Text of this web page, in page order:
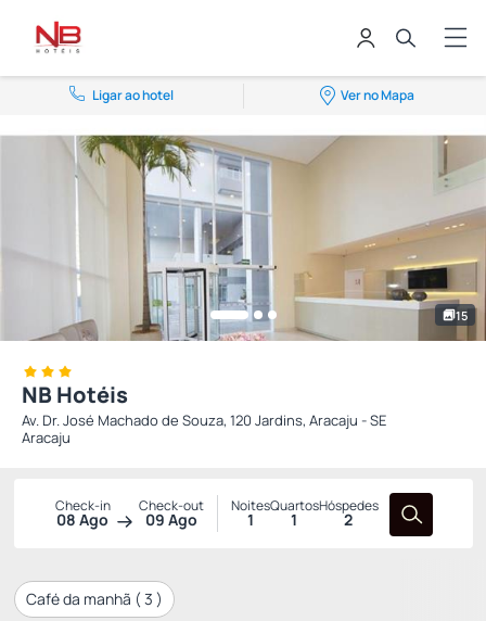
Ligar ao hotel Ver no Mapa
15
NB Hotéis
Av. Dr. José Machado de Souza, 120 Jardins, Aracaju - SE
Aracaju
Check-in
08 Ago
Check-out
09 Ago
Noites
1
Quartos
1
Hóspedes
2
Café da manhã ( 3 )